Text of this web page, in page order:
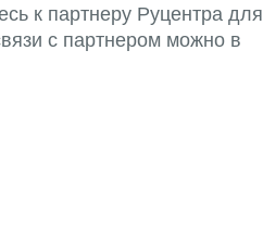
к партнеру Руцентра для
с партнером можно в